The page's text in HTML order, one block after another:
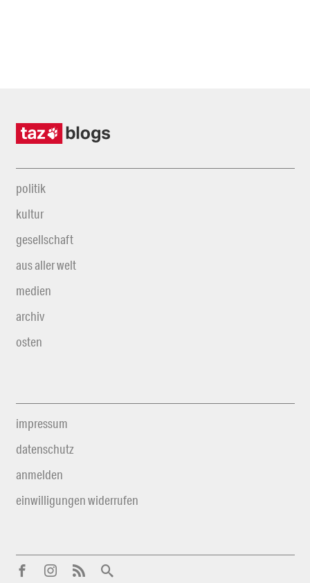
politik
kultur
gesellschaft
aus aller welt
medien
archiv
osten
impressum
datenschutz
anmelden
einwilligungen widerrufen